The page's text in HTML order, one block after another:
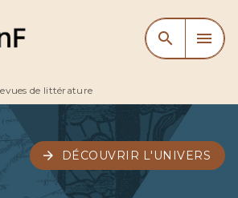
CONTENU
search menu
de littérature
arrow_forward DÉCOUVRIR L'UNIVERS